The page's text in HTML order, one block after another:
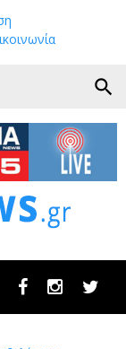
search
FacebookInstagram